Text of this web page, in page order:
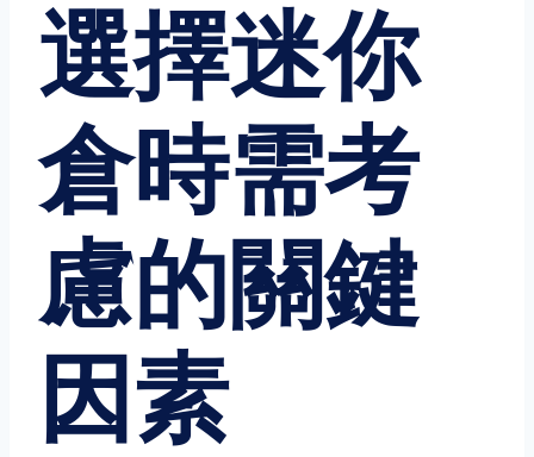
選擇迷你
倉時需考
慮的關鍵
因素